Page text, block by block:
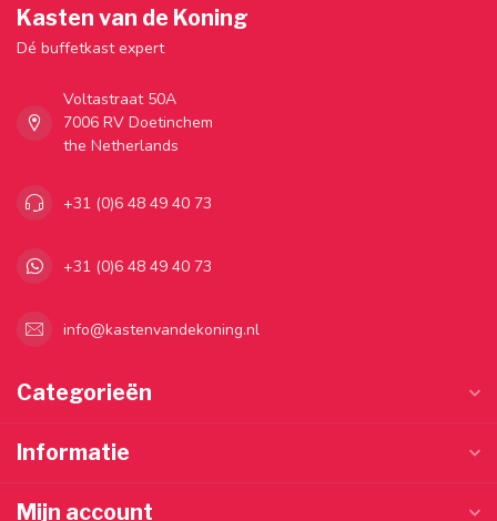
Kasten van de Koning
Dé buffetkast expert
Voltastraat 50A
7006 RV Doetinchem
the Netherlands
+31 (0)6 48 49 40 73
+31 (0)6 48 49 40 73
info@kastenvandekoning.nl
Categorieën
Informatie
Mijn account